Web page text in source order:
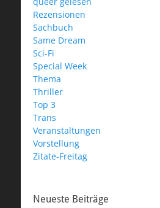
Rezensionen
Sachbuch
Same Dream
Sci-Fi
Special Week
Thema
Thriller
Top 3
Trans
Veranstaltungen
Vorstellung
Zitate-Freitag
Neueste Beiträge